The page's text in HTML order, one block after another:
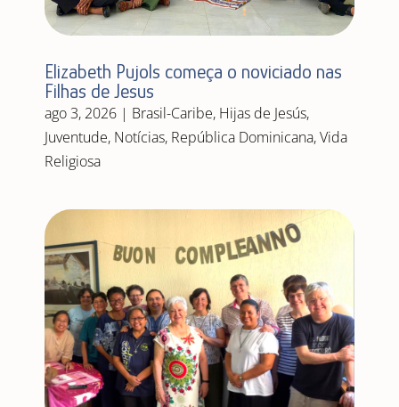
Elizabeth Pujols começa o noviciado nas
Filhas de Jesus
ago 3, 2026| Brasil-Caribe, Hijas de Jesús,
Juventude, Notícias, República Dominicana,Vida
Religiosa